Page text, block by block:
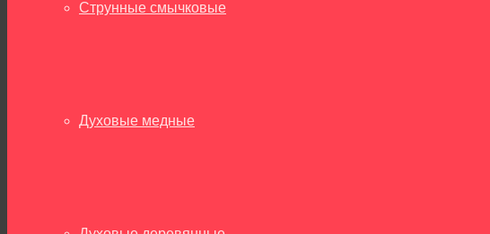
Струнные смычковые
Духовые медные